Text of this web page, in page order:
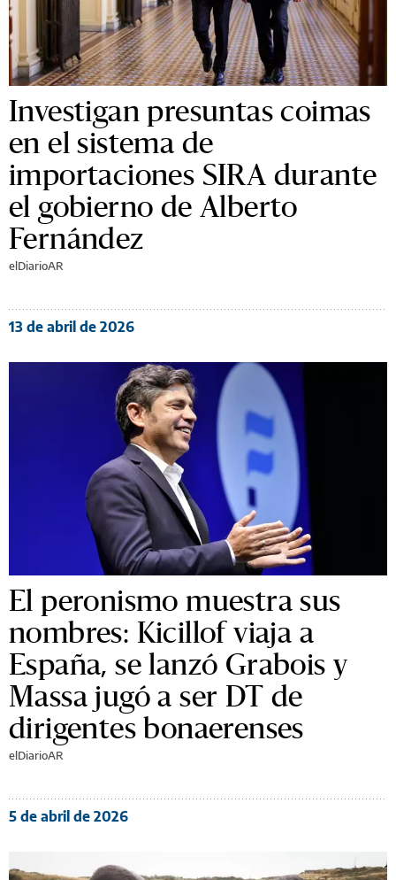
Investigan presuntas coimas
en el sistema de
importaciones SIRA durante
el gobierno de Alberto
Fernández
elDiarioAR
13 de abril de 2026
El peronismo muestra sus
nombres: Kicillof viaja a
España, se lanzó Grabois y
Massa jugó a ser DT de
dirigentes bonaerenses
elDiarioAR
5 de abril de 2026